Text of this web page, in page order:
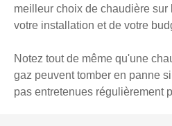
meilleur choix de chaudière
votre installation et de votre
Notez tout de même qu'une
gaz peuvent tomber en panne
pas entretenues régulièrement